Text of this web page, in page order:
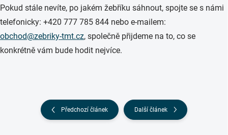
Pokud stále nevíte, po jakém žebříku sáhnout, spojte se s námi
telefonicky: +420 777 785 844 nebo e-mailem:
obchod@zebriky-tmt.cz, společně přijdeme na to, co se
konkrétně vám bude hodit nejvíce.
Předchozí článek Další článek